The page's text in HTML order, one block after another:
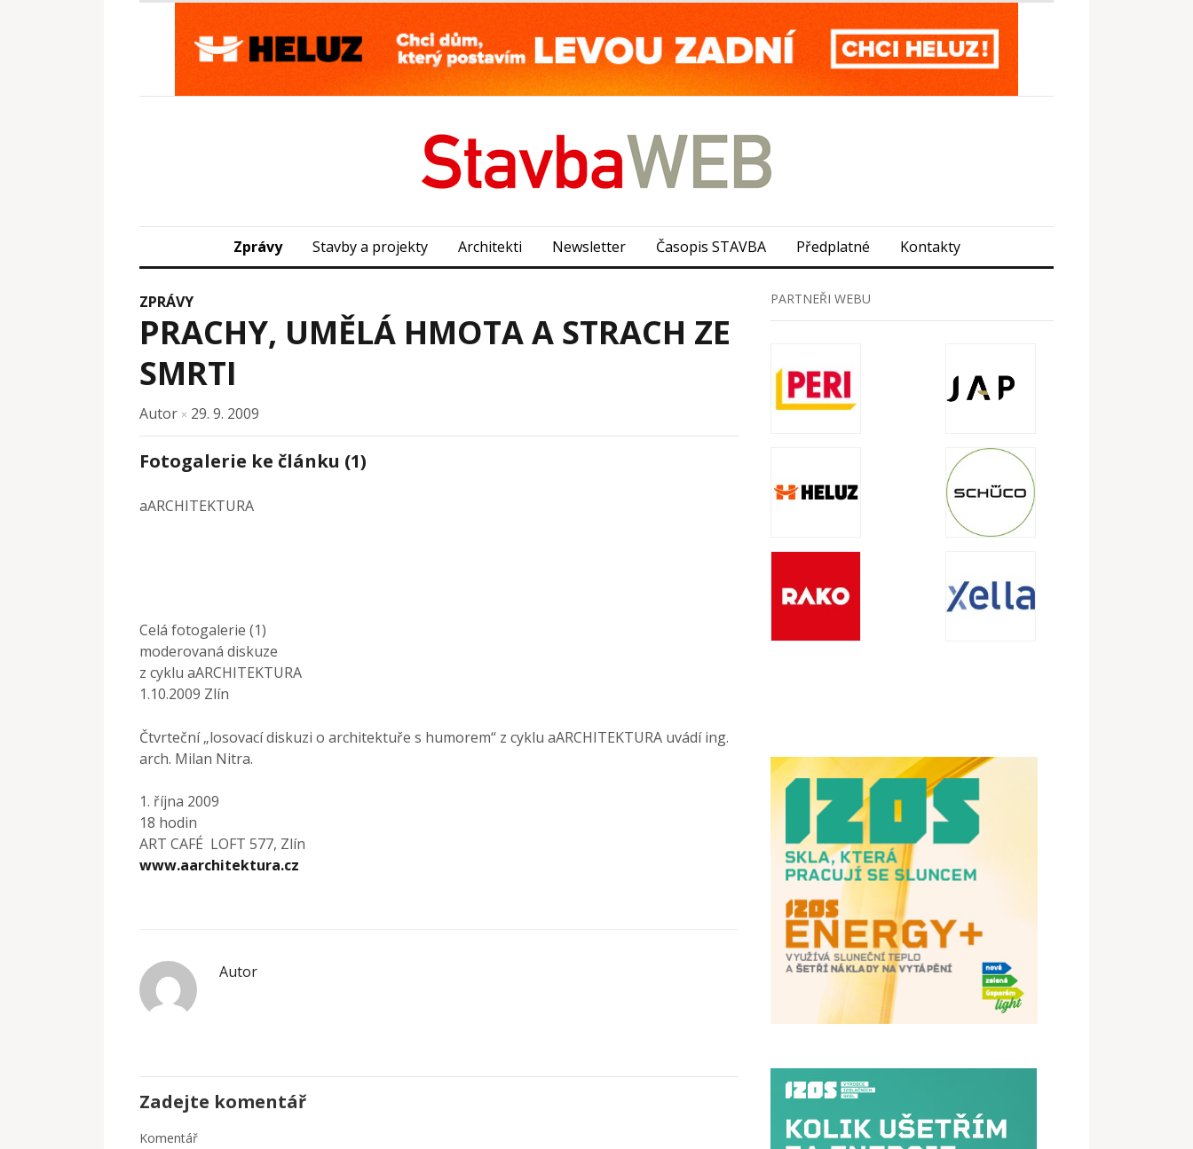
Zprávy Stavby a projekty Architekti Newsletter Časopis STAVBA Předplatné Kontakty
ZPRÁVY
PRACHY, UMĚLÁ HMOTA A STRACH ZE
SMRTI
Autor × 29. 9. 2009
Fotogalerie ke článku (1)
aARCHITEKTURA
Celá fotogalerie (1)
moderovaná diskuze
z cyklu aARCHITEKTURA
1.10.2009 Zlín
Čtvrteční „losovací diskuzi o architektuře s humorem“ z cyklu aARCHITEKTURA uvádí ing.
arch. Milan Nitra.
1. října 2009
18 hodin
ART CAFÉ LOFT 577, Zlín
www.aarchitektura.cz
Autor
Zadejte komentář
Komentář
PARTNEŘI WEBU